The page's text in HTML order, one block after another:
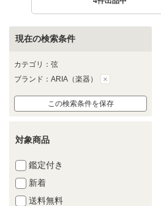
現在の検索条件
カテゴリ：弦
ブランド：ARIA（楽器）
この検索条件を保存
対象商品
鑑定付き
新着
送料無料